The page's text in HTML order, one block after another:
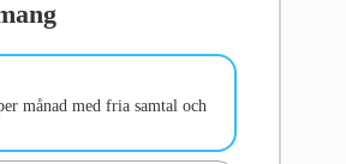
månad med fria samtal och